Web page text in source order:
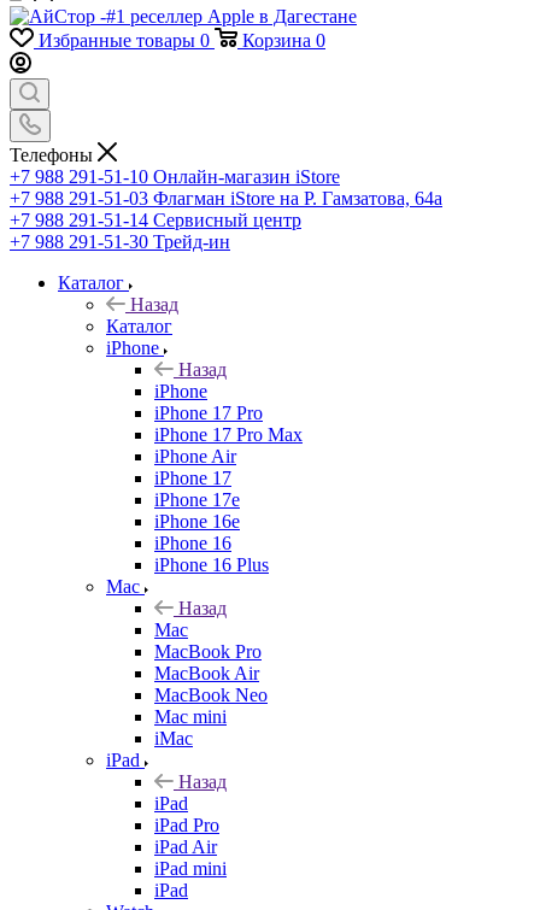
Избранные товары 0 Корзина 0
Телефоны
+7 988 291-51-10 Онлайн-магазин iStore
+7 988 291-51-03 Флагман iStore на Р. Гамзатова, 64а
+7 988 291-51-14 Сервисный центр
+7 988 291-51-30 Трейд-ин
Каталог
Назад
Каталог
iPhone
Назад
iPhone
iPhone 17 Pro
iPhone 17 Pro Max
iPhone Air
iPhone 17
iPhone 17e
iPhone 16e
iPhone 16
iPhone 16 Plus
Mac
Назад
Mac
MacBook Pro
MacBook Air
MacBook Neo
Mac mini
iMac
iPad
Назад
iPad
iPad Pro
iPad Air
iPad mini
iPad